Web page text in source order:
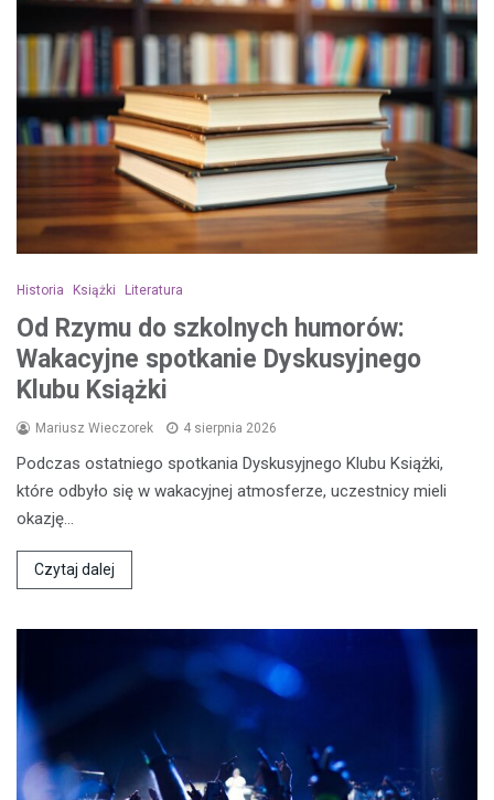
Historia Książki Literatura
Od Rzymu do szkolnych humorów:
Wakacyjne spotkanie Dyskusyjnego
Klubu Książki
Mariusz Wieczorek 4 sierpnia 2026
Podczas ostatniego spotkania Dyskusyjnego Klubu Książki,
które odbyło się w wakacyjnej atmosferze, uczestnicy mieli
okazję…
Czytaj dalej